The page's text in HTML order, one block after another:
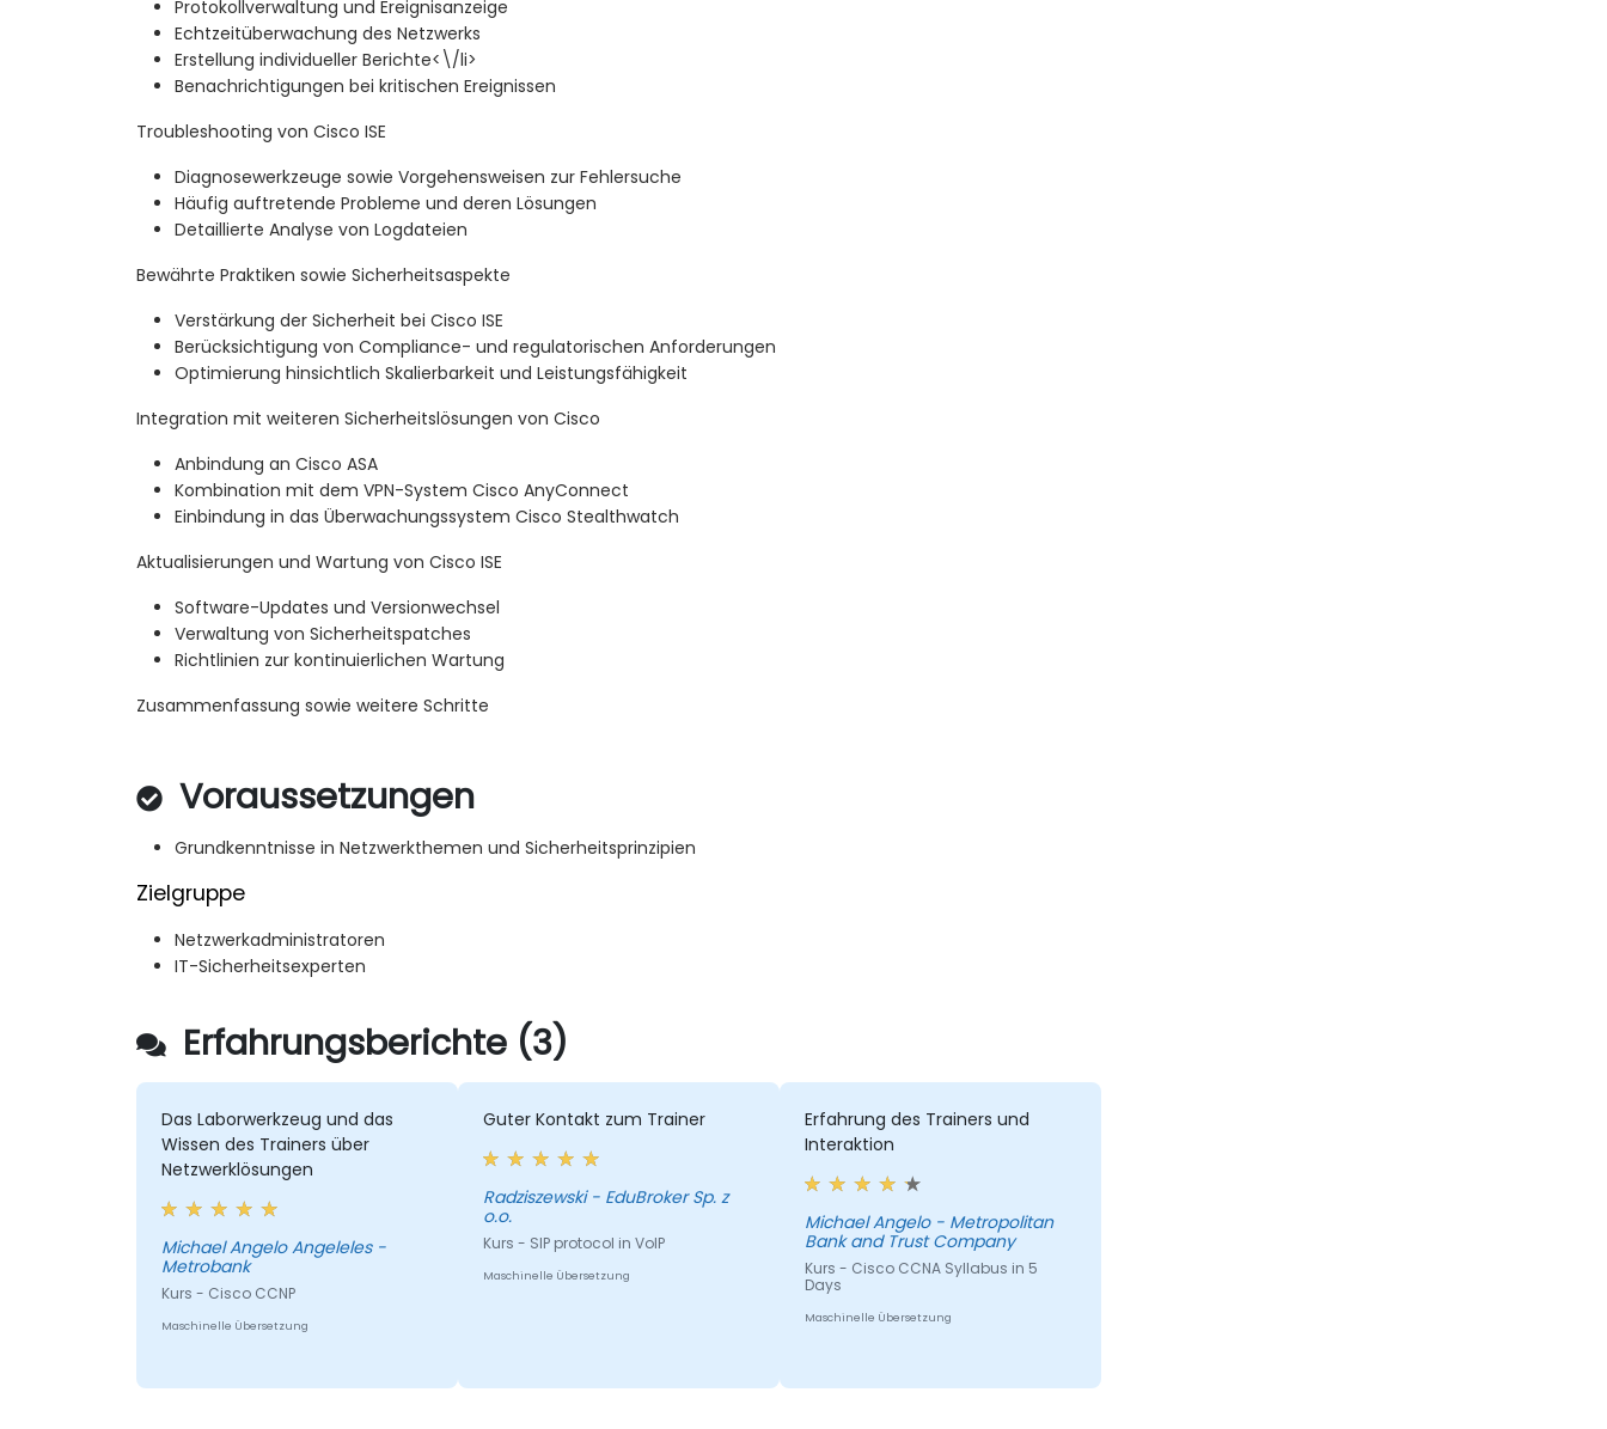
Protokollverwaltung und Ereignisanzeige
Echtzeitüberwachung des Netzwerks
Erstellung individueller Berichte<\/li>
Benachrichtigungen bei kritischen Ereignissen
Troubleshooting von Cisco ISE
Diagnosewerkzeuge sowie Vorgehensweisen zur Fehlersuche
Häufig auftretende Probleme und deren Lösungen
Detaillierte Analyse von Logdateien
Bewährte Praktiken sowie Sicherheitsaspekte
Verstärkung der Sicherheit bei Cisco ISE
Berücksichtigung von Compliance- und regulatorischen Anforderungen
Optimierung hinsichtlich Skalierbarkeit und Leistungsfähigkeit
Integration mit weiteren Sicherheitslösungen von Cisco
Anbindung an Cisco ASA
Kombination mit dem VPN-System Cisco AnyConnect
Einbindung in das Überwachungssystem Cisco Stealthwatch
Aktualisierungen und Wartung von Cisco ISE
Software-Updates und Versionwechsel
Verwaltung von Sicherheitspatches
Richtlinien zur kontinuierlichen Wartung
Zusammenfassung sowie weitere Schritte
Voraussetzungen
Grundkenntnisse in Netzwerkthemen und Sicherheitsprinzipien
Zielgruppe
Netzwerkadministratoren
IT-Sicherheitsexperten
Erfahrungsberichte (3)
Das Laborwerkzeug und das
Wissen des Trainers über
Netzwerklösungen
Michael Angelo Angeleles -
Metrobank
Kurs - Cisco CCNP
Maschinelle Übersetzung
Guter Kontakt zum Trainer
Radziszewski - EduBroker Sp. z
o.o.
Kurs - SIP protocol in VoIP
Maschinelle Übersetzung
Erfahrung des Trainers und
Interaktion
Michael Angelo - Metropolitan
Bank and Trust Company
Kurs - Cisco CCNA Syllabus in 5
Days
Maschinelle Übersetzung